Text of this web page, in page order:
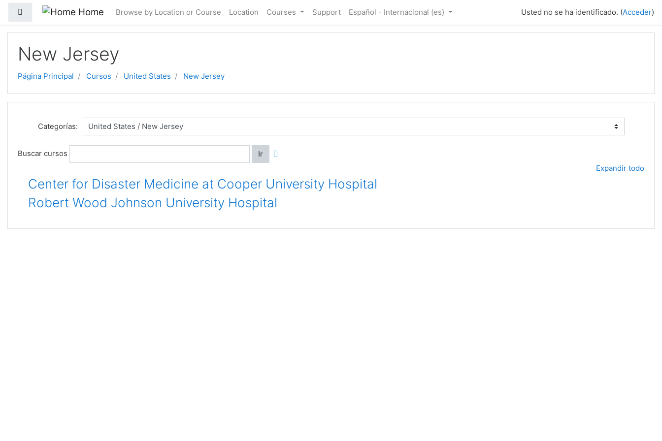
Salta al contenido principal
Panel lateral Home Browse by Location or Course Location Courses Support Español - Internacional ‎(es)‎ Usted no se ha identificado. (Acceder)
New Jersey
Página Principal Cursos United States New Jersey
Categorías:
Buscar cursos
Ir
Expandir todo
Center for Disaster Medicine at Cooper University Hospital
Robert Wood Johnson University Hospital